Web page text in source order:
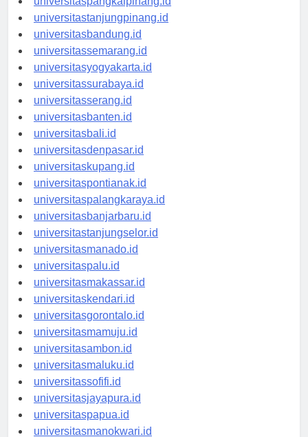
universitaspangkalpinang.id
universitastanjungpinang.id
universitasbandung.id
universitassemarang.id
universitasyogyakarta.id
universitassurabaya.id
universitasserang.id
universitasbanten.id
universitasbali.id
universitasdenpasar.id
universitaskupang.id
universitaspontianak.id
universitaspalangkaraya.id
universitasbanjarbaru.id
universitastanjungselor.id
universitasmanado.id
universitaspalu.id
universitasmakassar.id
universitaskendari.id
universitasgorontalo.id
universitasmamuju.id
universitasambon.id
universitasmaluku.id
universitassofifi.id
universitasjayapura.id
universitaspapua.id